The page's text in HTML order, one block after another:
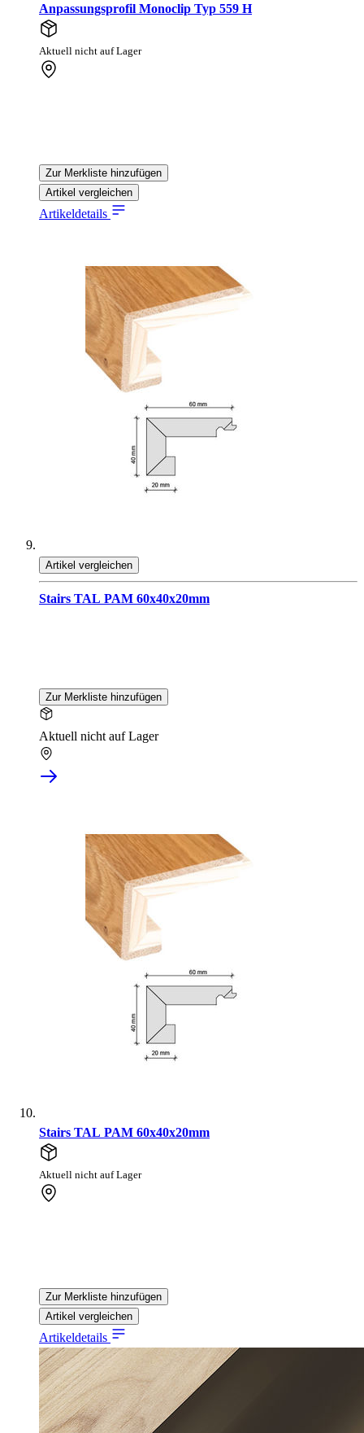
Anpassungsprofil Monoclip Typ 559 H
Aktuell nicht auf Lager
Zur Merkliste hinzufügen
Artikel vergleichen
Artikeldetails
Artikel vergleichen
Stairs TAL PAM 60x40x20mm
Zur Merkliste hinzufügen
Aktuell nicht auf Lager
Stairs TAL PAM 60x40x20mm
Aktuell nicht auf Lager
Zur Merkliste hinzufügen
Artikel vergleichen
Artikeldetails